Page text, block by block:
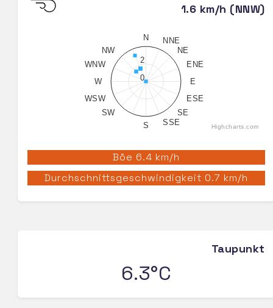
1.6 km/h (NNW)
N
NNE
NE
ENE
E
ESE
SE
SSE
S
SW
WSW
W
WNW
NW
0
2
Highcharts.com
Böe 6.4 km/h
Durchschnittsgeschwindigkeit 0.7 km/h
Taupunkt
6.3°C